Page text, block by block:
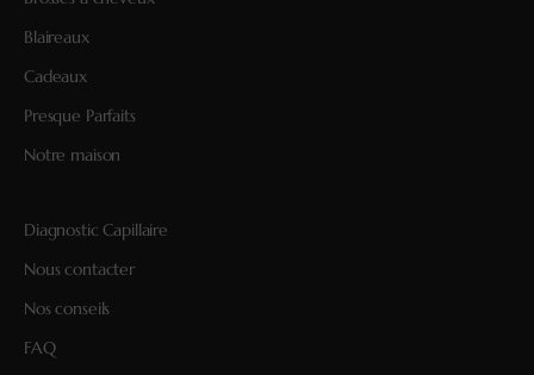
Blaireaux
Cadeaux
Presque Parfaits
Notre maison
Diagnostic Capillaire
Nous contacter
Nos conseils
FAQ